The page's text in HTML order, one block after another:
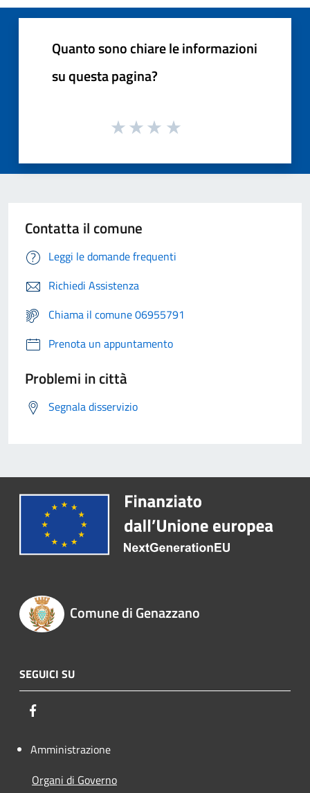
Quanto sono chiare le informazioni
su questa pagina?
Contatta il comune
Leggi le domande frequenti
Richiedi Assistenza
Chiama il comune 06955791
Prenota un appuntamento
Problemi in città
Segnala disservizio
Comune di Genazzano
SEGUICI SU
Amministrazione
Organi di Governo